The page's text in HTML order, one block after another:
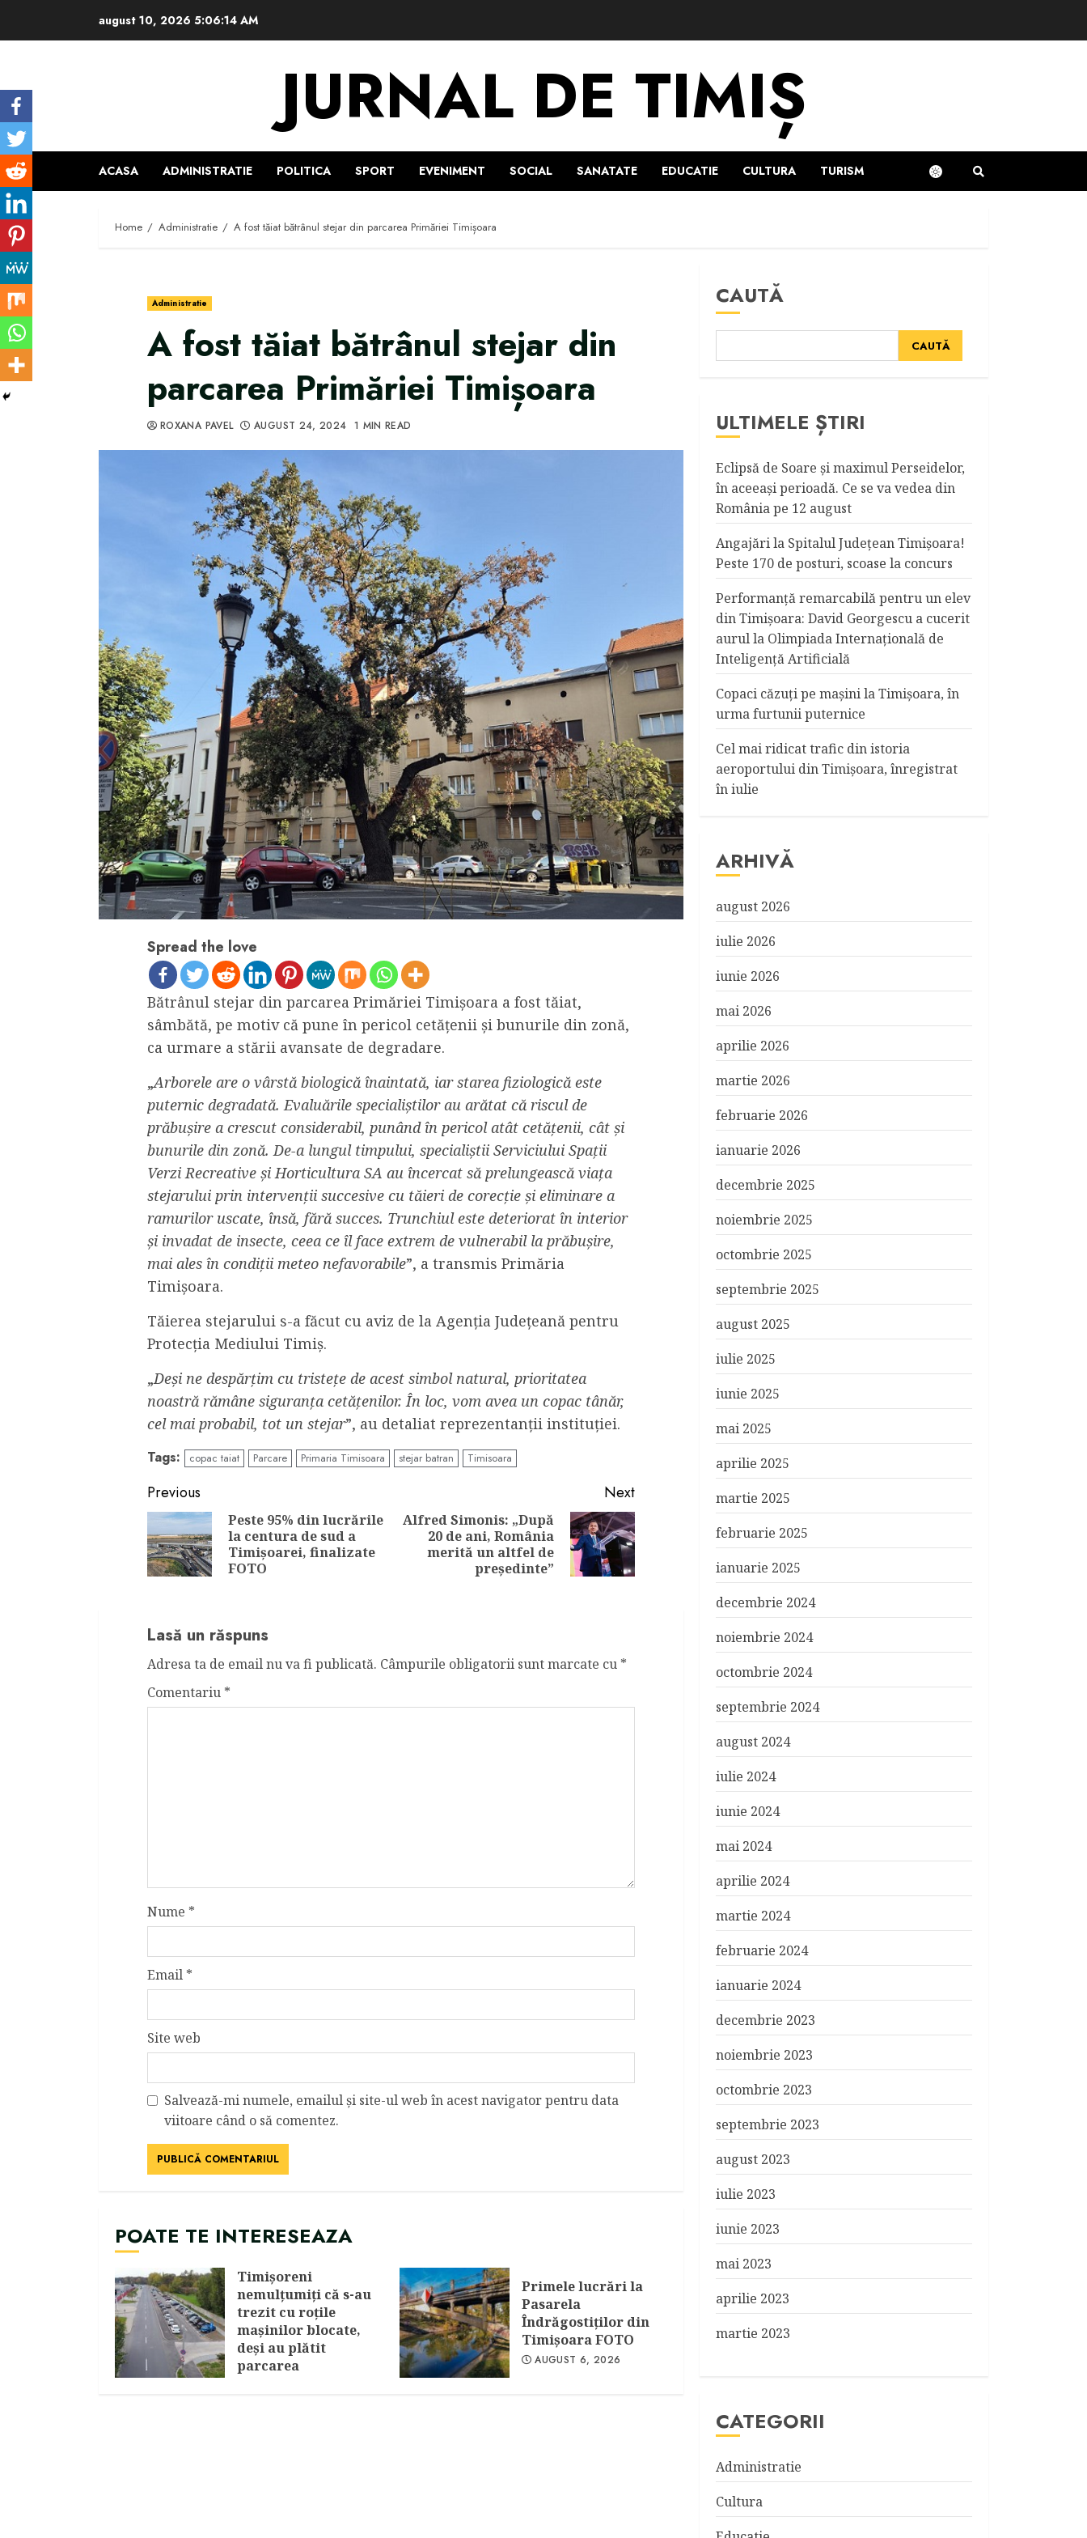
august 10, 2026 5:06:15 AM
JURNAL DE TIMIȘ
ACASA ADMINISTRATIE POLITICA SPORT EVENIMENT SOCIAL SANATATE EDUCATIE CULTURA TURISM
Home Administratie A fost tăiat bătrânul stejar din parcarea Primăriei Timișoara
Administratie
A fost tăiat bătrânul stejar din
parcarea Primăriei Timișoara
ROXANA PAVEL AUGUST 24, 2024 1 MIN READ
Spread the love
Bătrânul stejar din parcarea Primăriei Timișoara a fost tăiat,
sâmbătă, pe motiv că pune în pericol cetățenii și bunurile din zonă,
ca urmare a stării avansate de degradare.
„Arborele are o vârstă biologică înaintată, iar starea fiziologică este
puternic degradată. Evaluările specialiștilor au arătat că riscul de
prăbușire a crescut considerabil, punând în pericol atât cetățenii, cât și
bunurile din zonă. De-a lungul timpului, specialiștii Serviciului Spații
Verzi Recreative și Horticultura SA au încercat să prelungească viața
stejarului prin intervenții succesive cu tăieri de corecție și eliminare a
ramurilor uscate, însă, fără succes. Trunchiul este deteriorat în interior
și invadat de insecte, ceea ce îl face extrem de vulnerabil la prăbușire,
mai ales în condiții meteo nefavorabile”, a transmis Primăria
Timișoara.
Tăierea stejarului s-a făcut cu aviz de la Agenția Județeană pentru
Protecția Mediului Timiș.
„Deși ne despărțim cu tristețe de acest simbol natural, prioritatea
noastră rămâne siguranța cetățenilor. În loc, vom avea un copac tânăr,
cel mai probabil, tot un stejar”, au detaliat reprezentanții instituției.
Tags: copac taiat Parcare Primaria Timisoara stejar batran Timisoara
Continue
Reading
Previous
Previous
Peste 95% din lucrările
la centura de sud a
Timișoarei, finalizate
FOTO
Next
Alfred Simonis: „După
20 de ani, România
merită un altfel de
președinte”
Lasă un răspuns
Adresa ta de email nu va fi publicată. Câmpurile obligatorii sunt marcate cu *
Comentariu *
Nume *
Email *
Site web
Salvează-mi numele, emailul și site-ul web în acest navigator pentru data
viitoare când o să comentez.
POATE TE INTERESEAZA
Timişoreni
nemulţumiţi că s-au
trezit cu roţile
maşinilor blocate,
deşi au plătit
parcarea
Primele lucrări la
Pasarela
Îndrăgostiţilor din
Timişoara FOTO
AUGUST 6, 2026
CAUTĂ
CAUTĂ
ULTIMELE ȘTIRI
Eclipsă de Soare și maximul Perseidelor,
în aceeași perioadă. Ce se va vedea din
România pe 12 august
Angajări la Spitalul Judeţean Timişoara!
Peste 170 de posturi, scoase la concurs
Performanță remarcabilă pentru un elev
din Timișoara: David Georgescu a cucerit
aurul la Olimpiada Internațională de
Inteligență Artificială
Copaci căzuţi pe maşini la Timişoara, în
urma furtunii puternice
Cel mai ridicat trafic din istoria
aeroportului din Timişoara, înregistrat
în iulie
ARHIVĂ
august 2026
iulie 2026
iunie 2026
mai 2026
aprilie 2026
martie 2026
februarie 2026
ianuarie 2026
decembrie 2025
noiembrie 2025
octombrie 2025
septembrie 2025
august 2025
iulie 2025
iunie 2025
mai 2025
aprilie 2025
martie 2025
februarie 2025
ianuarie 2025
decembrie 2024
noiembrie 2024
octombrie 2024
septembrie 2024
august 2024
iulie 2024
iunie 2024
mai 2024
aprilie 2024
martie 2024
februarie 2024
ianuarie 2024
decembrie 2023
noiembrie 2023
octombrie 2023
septembrie 2023
august 2023
iulie 2023
iunie 2023
mai 2023
aprilie 2023
martie 2023
CATEGORII
Administratie
Cultura